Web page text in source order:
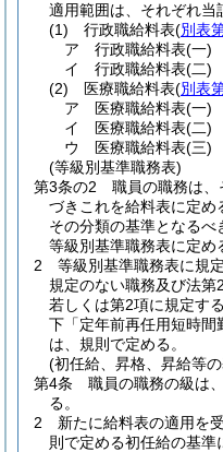
適用範囲は、それぞれ当
(1)
行政職給料表(別表
ア
行政職給料表(一)
イ
行政職給料表(二)
(2)
医療職給料表(別表
ア
医療職給料表(一)
イ
医療職給料表(二)
ウ
医療職給料表(三)
(等級別基準職務表)
第3条の2
職員の職務は
づきこれを給料表に定め
その分類の基準となるべ
等級別基準職務表に定め
2
等級別基準職務表に規
規定のない職務及び法
若しくは第2項に規定す
下「定年前再任用短時間
は、規則で定める。
(初任給、昇格、昇給等
第4条
職員の職務の級は
る。
2
新たに給料表の適用を
則で定める初任給の基準